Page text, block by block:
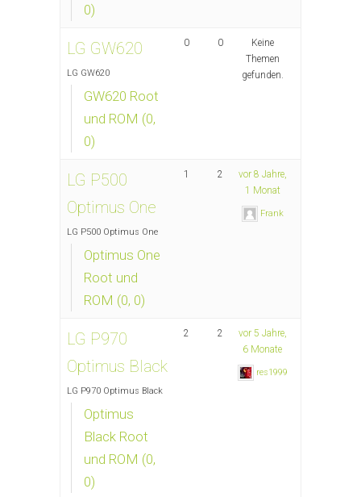
0)
LG GW620
LG GW620
GW620 Root
und ROM (0,
0)
0 0
Keine
Themen
gefunden.
LG P500
Optimus One
LG P500 Optimus One
Optimus One
Root und
ROM (0, 0)
1 2
vor 8 Jahre,
1 Monat
Frank
LG P970
Optimus Black
LG P970 Optimus Black
Optimus
Black Root
und ROM (0,
0)
2 2
vor 5 Jahre,
6 Monate
res1999